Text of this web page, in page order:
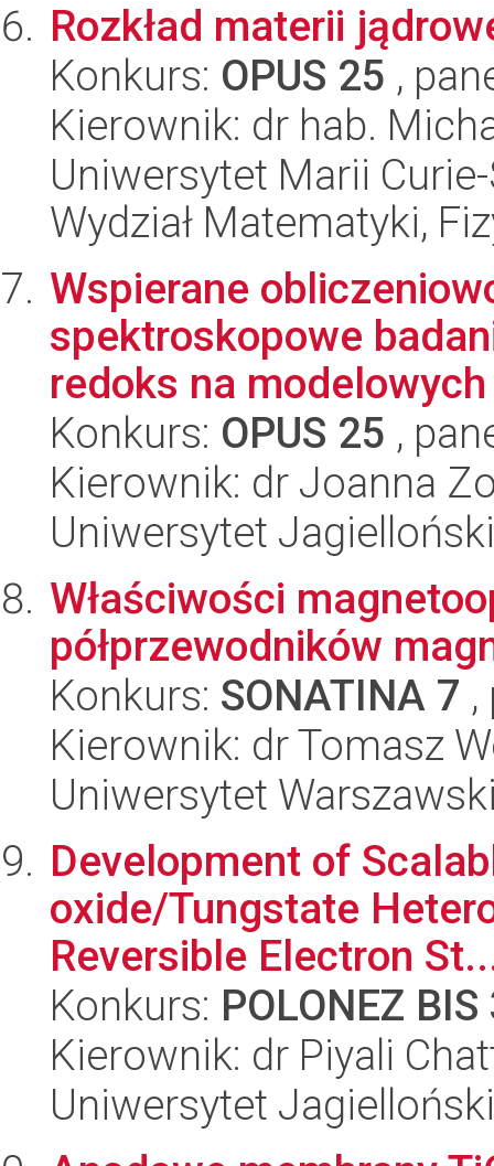
Rozkład materii
Konkurs: OPUS 25 ,
Kierownik: dr hab.
Uniwersytet Marii
Wydział Matematyki,
Wspierane
spektroskopowe
redoks na
Konkurs: OPUS 25 ,
Kierownik: dr Joanna
Uniwersytet
Właściwości
półprzewodników
Konkurs: SONATINA 7
Kierownik: dr Tomasz
Uniwersytet
Development of
oxide/Tungstate
Reversible Electron
Konkurs: POLONEZ BIS
Kierownik: dr Piyali
Uniwersytet